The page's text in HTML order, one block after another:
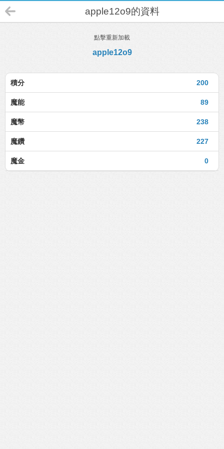
apple12o9的資料
點擊重新加載
apple12o9
200
積分
89
魔能
238
魔幣
227
魔鑽
0
魔金